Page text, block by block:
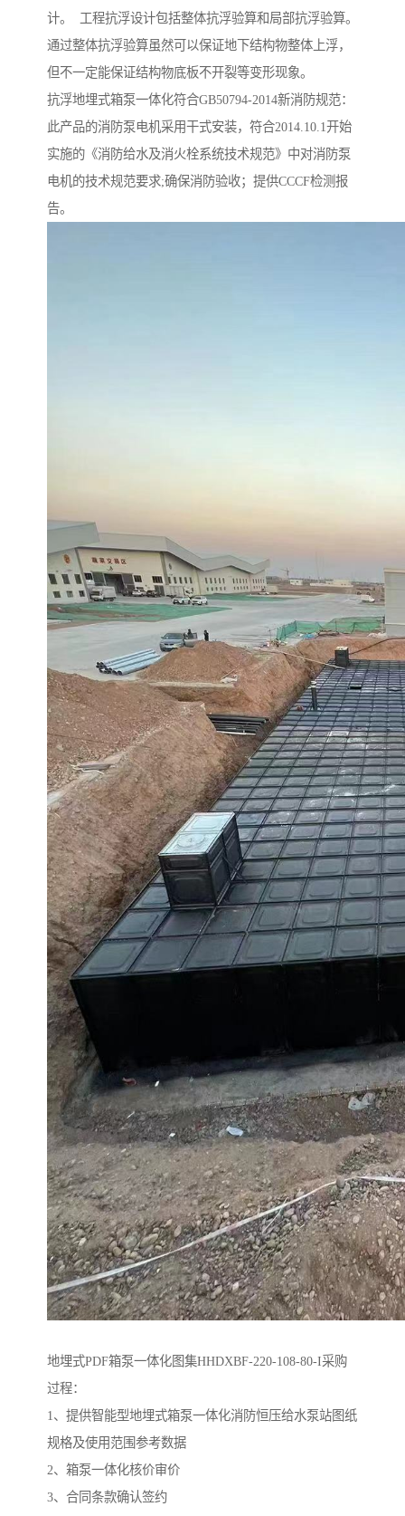
计。 工程抗浮设计包括整体抗浮验算和局部抗浮验算。
通过整体抗浮验算虽然可以保证地下结构物整体上浮，
但不一定能保证结构物底板不开裂等变形现象。
抗浮地埋式箱泵一体化符合GB50794-2014新消防规范：
此产品的消防泵电机采用干式安装，符合2014.10.1开始
实施的《消防给水及消火栓系统技术规范》中对消防泵
电机的技术规范要求;确保消防验收；提供CCCF检测报
告。
地埋式PDF箱泵一体化图集HHDXBF-220-108-80-I采购
过程：
1、提供智能型地埋式箱泵一体化消防恒压给水泵站图纸
规格及使用范围参考数据
2、箱泵一体化核价审价
3、合同条款确认签约